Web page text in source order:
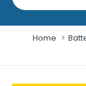
Home